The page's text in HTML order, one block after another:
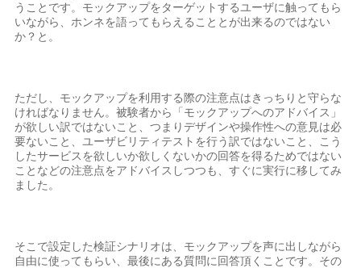
うことです。モックアップをターゲットするユーザに触ってもら
いながら、ホンネを語ってもらえることとが出来るのではない
か？と。
ただし、モックアップを利用する際の注意点はきっちりと守らな
ければなりません。被験者から「モックアップへのアドバイス」
が欲しい訳ではないこと、つまりデザインや操作性への意見は必
要ないこと、ユーザビリティテストを行う訳ではないこと、こう
したサービスを欲しいか欲しくないかの回答を得るためではない
ことなどの注意点をアドバイスしつつも、すぐに実行に移してみ
ました。
そこで設定した検証シナリオは、モックアップを声に出しながら
自由に使ってもらい、最後にある質問に回答頂くことです。その